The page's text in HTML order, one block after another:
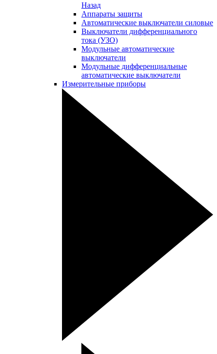
Назад
Аппараты защиты
Автоматические выключатели силовые
Выключатели дифференциального
тока (УЗО)
Модульные автоматические
выключатели
Модульные дифференциальные
автоматические выключатели
Измерительные приборы